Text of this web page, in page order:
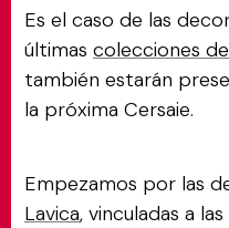
Es el caso de las
últimas colecciones
también estarán
la próxima Cersaie.
Empezamos por las
Lavica, vinculadas a